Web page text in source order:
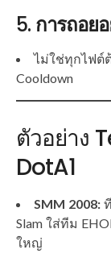
5. การถอย
ไม่ใช่ทุกไฟต์
Cooldown
ตัวอย่าง
DotA1
SMM 2008:ที
Slam ใส่ทีม
ใหญ่